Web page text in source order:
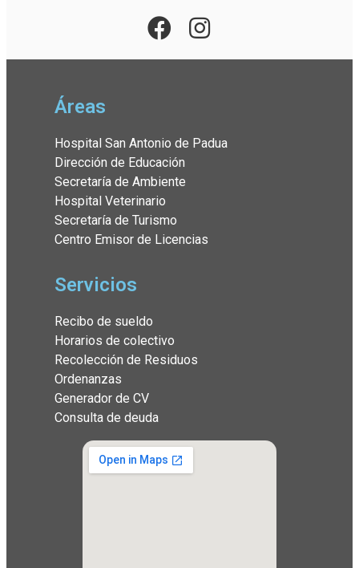
Áreas
Hospital San Antonio de Padua
Dirección de Educación
Secretaría de Ambiente
Hospital Veterinario
Secretaría de Turismo
Centro Emisor de Licencias
Servicios
Recibo de sueldo
Horarios de colectivo
Recolección de Residuos
Ordenanzas
Generador de CV
Consulta de deuda